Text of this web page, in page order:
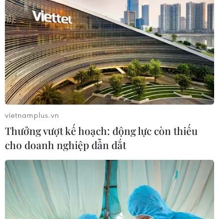
vietnamplus.vn
Thưởng vượt kế hoạch: động lực còn thiếu
cho doanh nghiệp dẫn dắt